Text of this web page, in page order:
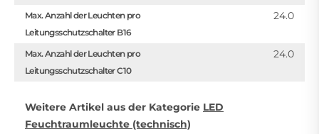
Max. Anzahl der Leuchten pro
Leitungsschutzschalter B16
24.0
Max. Anzahl der Leuchten pro
Leitungsschutzschalter C10
24.0
Weitere Artikel aus der Kategorie LED
Feuchtraumleuchte (technisch)